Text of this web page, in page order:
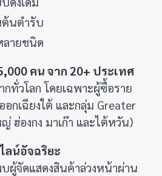
นตำรับ
ลายชนิด
คน จาก 20+ ประเทศ
ทั่วโลก โดยเฉพาะผู้ซื้อราย
กเฉียงใต้ และกลุ่ม Greater
ฮ่องกง มาเก๊า และไต้หวัน)
น์อัจฉริยะ
ผู้จัดแสดงสินค้าล่วงหน้าผ่าน